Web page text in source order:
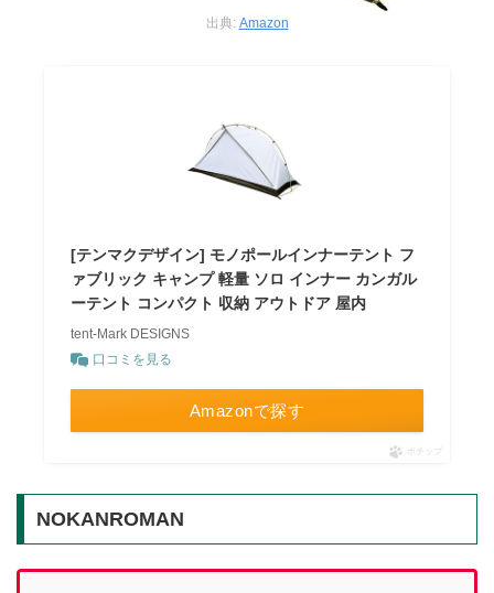
出典: Amazon
[テンマクデザイン] モノポールインナーテント フ
ァブリック キャンプ 軽量 ソロ インナー カンガル
ーテント コンパクト 収納 アウトドア 屋内
tent-Mark DESIGNS
口コミを見る
Amazonで探す
ポチップ
NOKANROMAN